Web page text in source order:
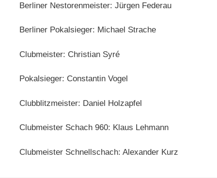
Berliner Nestorenmeister: Jürgen Federau
Berliner Pokalsieger: Michael Strache
Clubmeister: Christian Syré
Pokalsieger: Constantin Vogel
Clubblitzmeister: Daniel Holzapfel
Clubmeister Schach 960: Klaus Lehmann
Clubmeister Schnellschach: Alexander Kurz